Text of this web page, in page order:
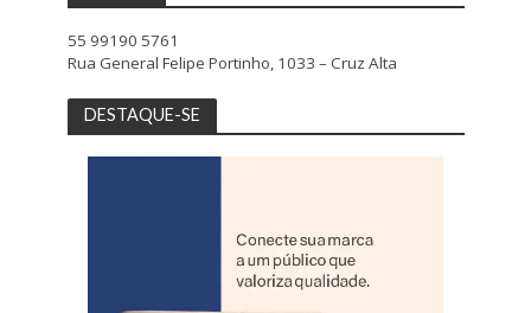
55 99190 5761
Rua General Felipe Portinho, 1033 – Cruz Alta
DESTAQUE-SE